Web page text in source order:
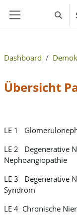
Website-
Dashboard
Übersicht
LE 1
LE 2 Degenerative
Nephoangiopathie
LE 3 Degenerative
Syndrom
LE 4 Chronische